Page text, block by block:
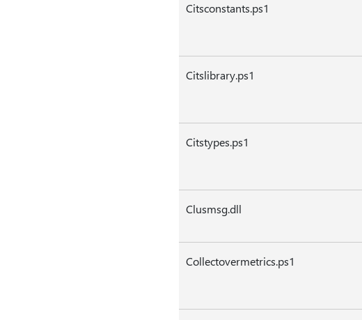
Citsconstants.ps1
Citslibrary.ps1
Citstypes.ps1
Clusmsg.dll
Collectovermetrics.ps1